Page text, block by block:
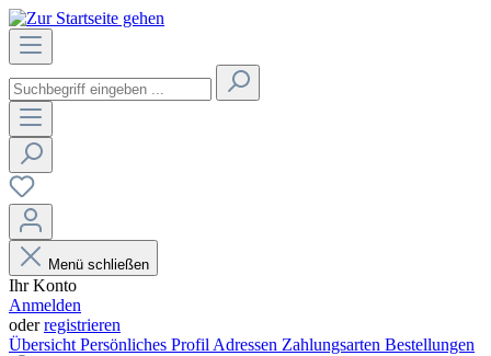
Menü schließen
Ihr Konto
Anmelden
oderregistrieren
Übersicht Persönliches Profil Adressen Zahlungsarten Bestellungen